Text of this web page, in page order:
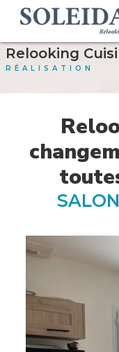
Relooking
RÉALISATION